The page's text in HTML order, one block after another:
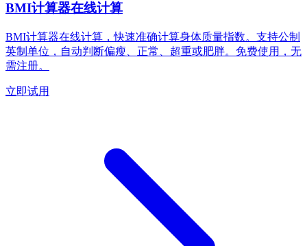
BMI计算器在线计算
BMI计算器在线计算，快速准确计算身体质量指数。支持公制
英制单位，自动判断偏瘦、正常、超重或肥胖。免费使用，无
需注册。
立即试用